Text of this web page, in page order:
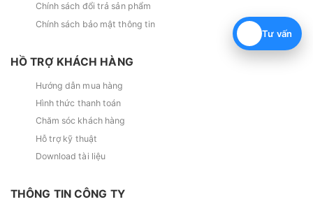
Tư vấn
Chính sách đổi trả sản phẩm
Chính sách bảo mật thông tin
HỒ TRỢ KHÁCH HÀNG
Hướng dẫn mua hàng
Hình thức thanh toán
Chăm sóc khách hàng
Hỗ trợ kỹ thuật
Download tài liệu
THÔNG TIN CÔNG TY